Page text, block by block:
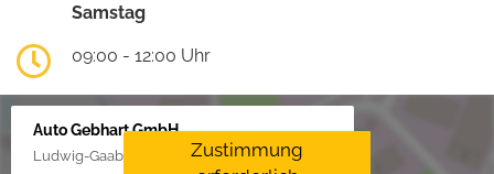
Samstag
09:00 - 12:00 Uhr
Auto Gebhart GmbH
Ludwig-Gaab-Str. 4, 88427 Bad Schussenried
Zustimmung